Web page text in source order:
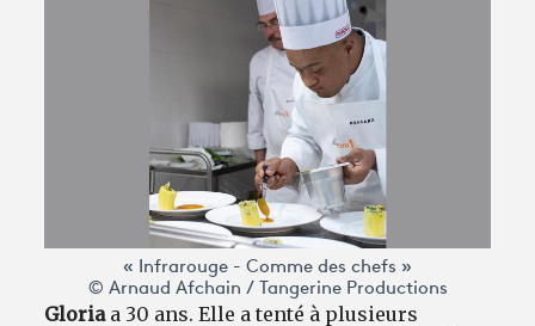
« Infrarouge - Comme des chefs »
© Arnaud Afchain / Tangerine Productions
Gloria a 30 ans. Elle a tenté à plusieurs